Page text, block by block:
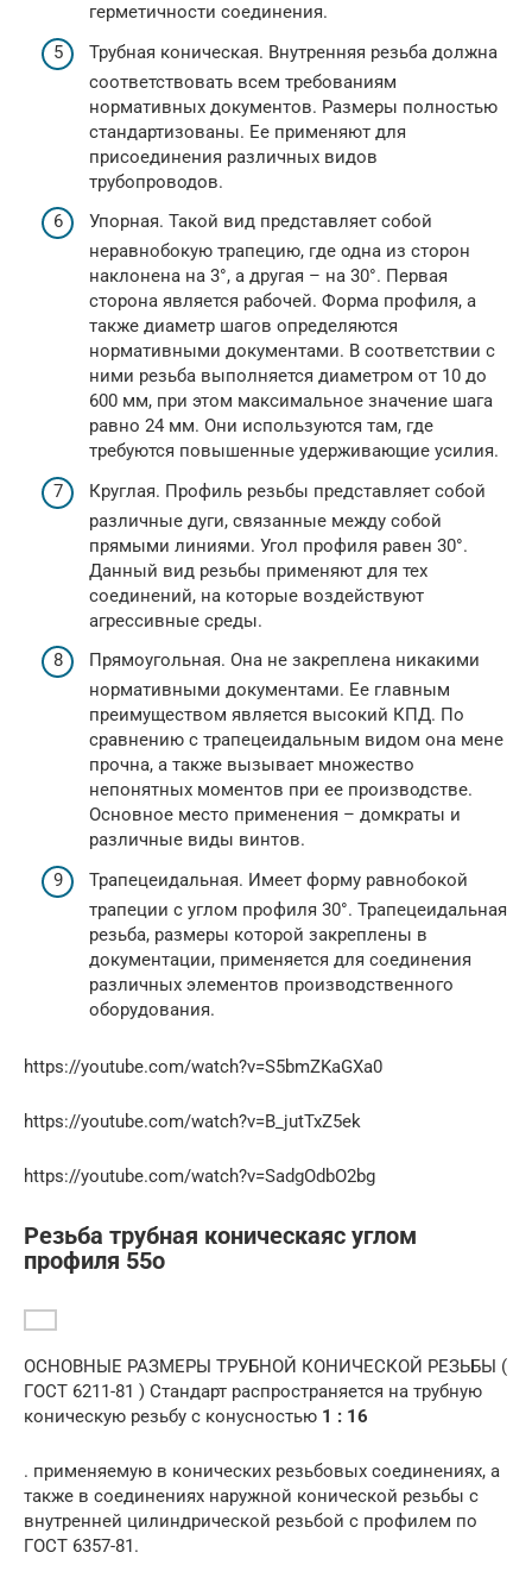
герметичности соединения.
Трубная коническая. Внутренняя резьба должна
соответствовать всем требованиям
нормативных документов. Размеры полностью
стандартизованы. Ее применяют для
присоединения различных видов
трубопроводов.
Упорная. Такой вид представляет собой
неравнобокую трапецию, где одна из сторон
наклонена на 3°, а другая – на 30°. Первая
сторона является рабочей. Форма профиля, а
также диаметр шагов определяются
нормативными документами. В соответствии с
ними резьба выполняется диаметром от 10 до
600 мм, при этом максимальное значение шага
равно 24 мм. Они используются там, где
требуются повышенные удерживающие усилия.
Круглая. Профиль резьбы представляет собой
различные дуги, связанные между собой
прямыми линиями. Угол профиля равен 30°.
Данный вид резьбы применяют для тех
соединений, на которые воздействуют
агрессивные среды.
Прямоугольная. Она не закреплена никакими
нормативными документами. Ее главным
преимуществом является высокий КПД. По
сравнению с трапецеидальным видом она мене
прочна, а также вызывает множество
непонятных моментов при ее производстве.
Основное место применения – домкраты и
различные виды винтов.
Трапецеидальная. Имеет форму равнобокой
трапеции с углом профиля 30°. Трапецеидальная
резьба, размеры которой закреплены в
документации, применяется для соединения
различных элементов производственного
оборудования.
https://youtube.com/watch?v=S5bmZKaGXa0
https://youtube.com/watch?v=B_jutTxZ5ek
https://youtube.com/watch?v=SadgOdbO2bg
Резьба трубная коническаяс углом
профиля 55o
ОСНОВНЫЕ РАЗМЕРЫ ТРУБНОЙ КОНИЧЕСКОЙ РЕЗЬБЫ (
ГОСТ 6211-81 ) Стандарт распространяется на трубную
коническую резьбу с конусностью 1 : 16
. применяемую в конических резьбовых соединениях, а
также в соединениях наружной конической резьбы с
внутренней цилиндрической резьбой с профилем по
ГОСТ 6357-81.